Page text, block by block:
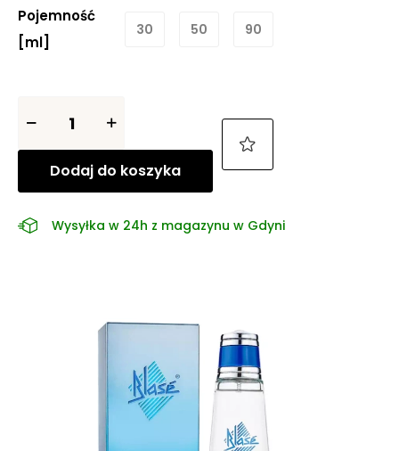
Pojemność
[ml]
30 50 90
Dodaj do koszyka
Wysyłka w 24h z magazynu w Gdyni